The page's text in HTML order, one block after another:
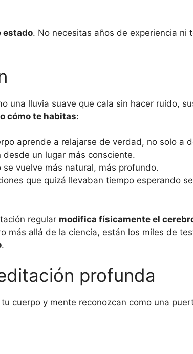
estado. No necesitas años de experiencia ni
una lluvia suave que cala sin hacer ruido,
cómo te habitas:
aprende a relajarse de verdad, no solo a
un lugar más consciente.
vuelve más natural, más profundo.
que quizá llevaban tiempo esperando
regular modifica físicamente el
más allá de la ciencia, están los miles de
.
profunda
cuerpo y mente reconozcan como una